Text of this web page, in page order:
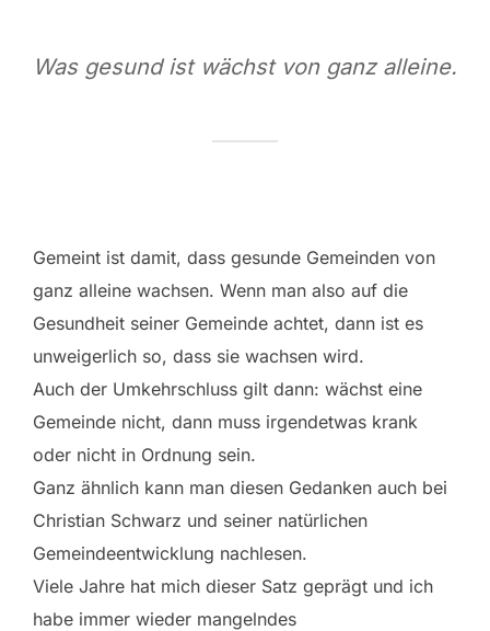
Was gesund ist wächst von ganz alleine.
Gemeint ist damit, dass gesunde Gemeinden von
ganz alleine wachsen. Wenn man also auf die
Gesundheit seiner Gemeinde achtet, dann ist es
unweigerlich so, dass sie wachsen wird.
Auch der Umkehrschluss gilt dann: wächst eine
Gemeinde nicht, dann muss irgendetwas krank
oder nicht in Ordnung sein.
Ganz ähnlich kann man diesen Gedanken auch bei
Christian Schwarz und seiner natürlichen
Gemeindeentwicklung nachlesen.
Viele Jahre hat mich dieser Satz geprägt und ich
habe immer wieder mangelndes